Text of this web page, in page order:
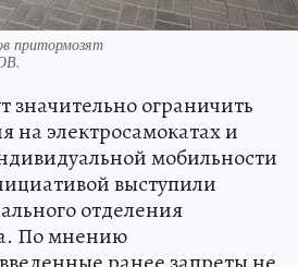
притормозят
значительно ограничить
на электросамокатах и
мобильности
выступили
отделения
По мнению